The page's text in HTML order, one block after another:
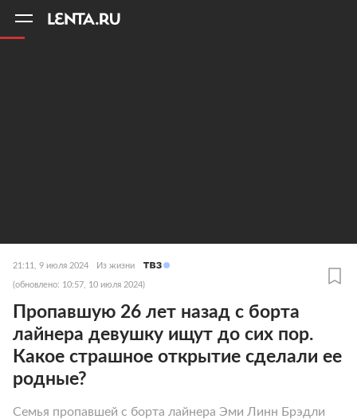
21:11, 9 июля 2024 Из жизни
(обновлено: 10:57, 10 июля 2024)
Пропавшую 26 лет назад с борта
лайнера девушку ищут до сих пор.
Какое страшное открытие сделали ее
родные?
Семья пропавшей с борта лайнера Эми Линн Брэдли